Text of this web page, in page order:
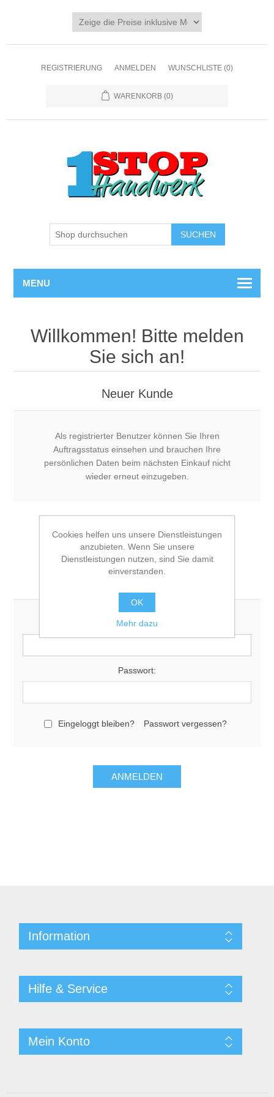
REGISTRIERUNG ANMELDEN WUNSCHLISTE (0)
WARENKORB (0)
MENU
Willkommen! Bitte melden
Sie sich an!
Neuer Kunde
Als registrierter Benutzer können Sie Ihren
Auftragsstatus einsehen und brauchen Ihre
persönlichen Daten beim nächsten Einkauf nicht
wieder erneut einzugeben.
E-Mail:
Passwort:
Eingeloggt bleiben? Passwort vergessen?
Information
Hilfe & Service
Mein Konto
Cookies helfen uns unsere Dienstleistungen
anzubieten. Wenn Sie unsere
Dienstleistungen nutzen, sind Sie damit
einverstanden.
OK
Mehr dazu